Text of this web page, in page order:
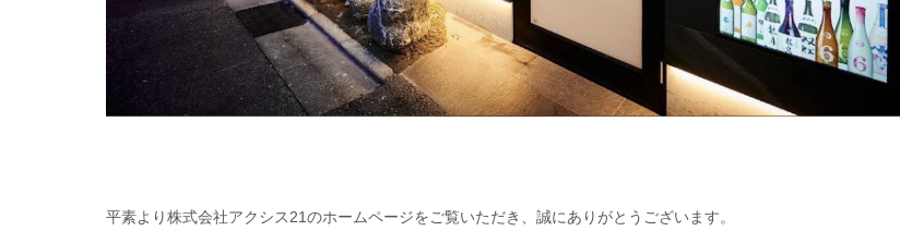
平素より株式会社アクシス21のホームページをご覧いただき、誠にありがとうございます。